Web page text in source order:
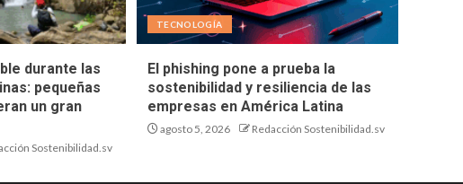
durante las
pequeñas
un gran
Sostenibilidad.sv
TECNOLOGÍA
El phishing pone a prueba la
sostenibilidad y resiliencia de las
empresas en América Latina
agosto 5, 2026 Redacción Sostenibilidad.sv